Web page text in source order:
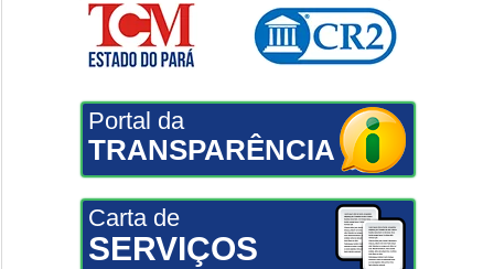
Portal da
TRANSPARÊNCIA
Carta de
SERVIÇOS